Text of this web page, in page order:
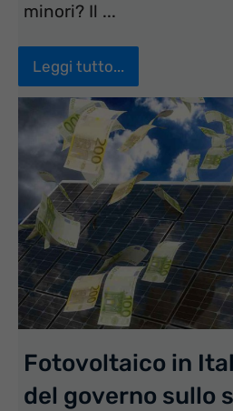
minori? Il ...
Leggi tutto...
Fotovoltaico in
del governo sullo